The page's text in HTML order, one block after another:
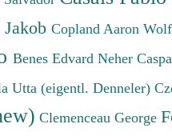
Copland Aaron
Benes Edvard Neher
Utta (eigentl. Denneler)
Clemenceau George